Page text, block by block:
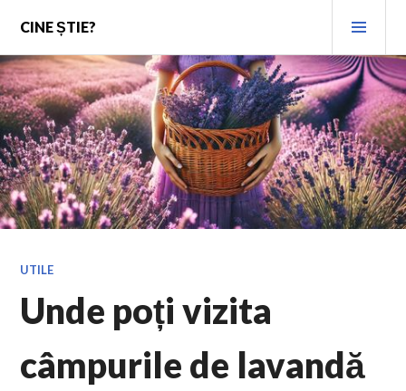
content
CINE ȘTIE?
UTILE
Unde poți vizita
câmpurile de lavandă